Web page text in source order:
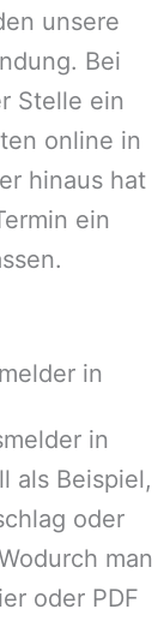
unsere
Bei
Stelle ein
online in
hinaus hat
ein
in
in
als Beispiel,
oder
man
oder PDF